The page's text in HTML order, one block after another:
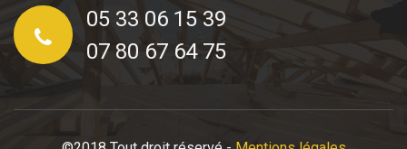
05 33 06 15 39
07 80 67 64 75